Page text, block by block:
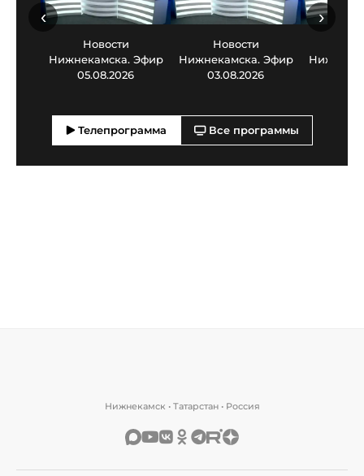
Новости
Нижнекамска. Эфир
05.08.2026
Новости
Нижнекамска. Эфир
03.08.2026
‹ ›
Телепрограмма Все программы
Нижнекамск • Татарстан • Россия